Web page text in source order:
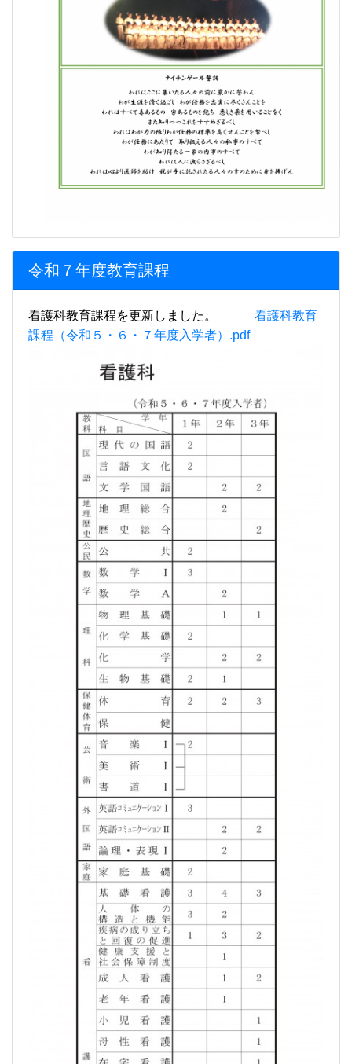
令和７年度教育課程
看護科教育課程を更新しました。 看護科教育
課程（令和５・６・７年度入学者）.pdf